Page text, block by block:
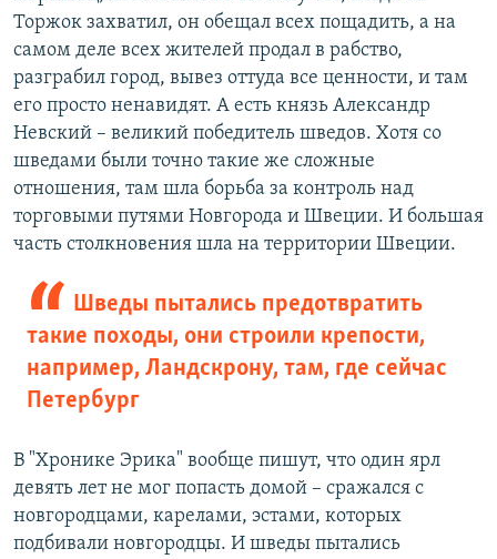
Торжок захватил, он обещал всех пощадить, а на
самом деле всех жителей продал в рабство,
разграбил город, вывез оттуда все ценности, и там
его просто ненавидят. А есть князь Александр
Невский – великий победитель шведов. Хотя со
шведами были точно такие же сложные
отношения, там шла борьба за контроль над
торговыми путями Новгорода и Швеции. И большая
часть столкновения шла на территории Швеции.
Шведы пытались предотвратить
такие походы, они строили крепости,
например, Ландскрону, там, где сейчас
Петербург
В "Хронике Эрика" вообще пишут, что один ярл
девять лет не мог попасть домой – сражался с
новгородцами, карелами, эстами, которых
подбивали новгородцы. И шведы пытались